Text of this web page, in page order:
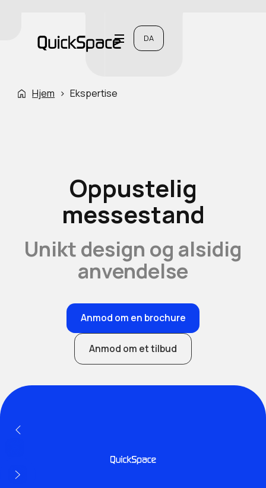
DA
Hjem › Ekspertise
Oppustelig
messestand
Unikt design og alsidig
anvendelse
Anmod om en brochure
Anmod om et tilbud